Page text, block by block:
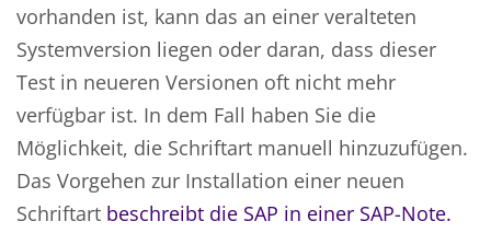
vorhanden ist, kann das an einer veralteten
Systemversion liegen oder daran, dass dieser
Test in neueren Versionen oft nicht mehr
verfügbar ist. In dem Fall haben Sie die
Möglichkeit, die Schriftart manuell hinzuzufügen.
Das Vorgehen zur Installation einer neuen
Schriftart beschreibt die SAP in einer SAP-Note.